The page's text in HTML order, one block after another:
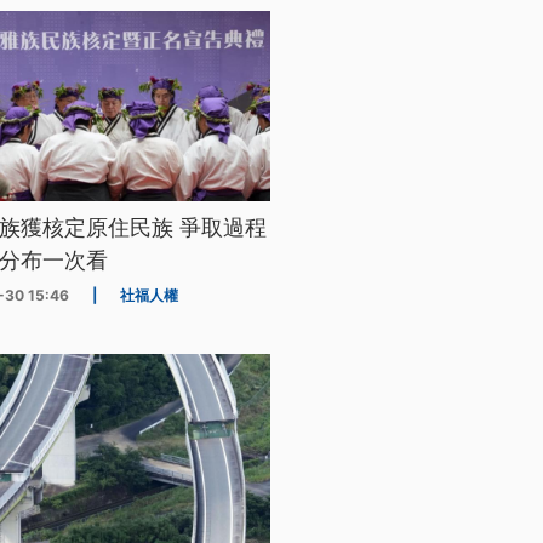
獲核定原住民族 爭取過程
布一次看
15:46 社福人權